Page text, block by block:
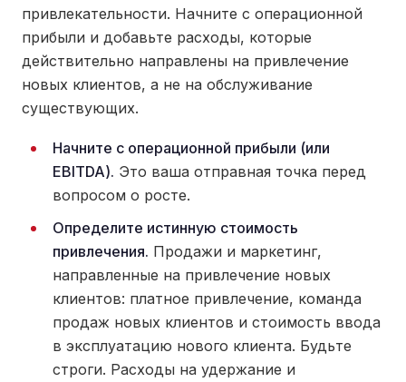
привлекательности. Начните с операционной
прибыли и добавьте расходы, которые
действительно направлены на привлечение
новых клиентов, а не на обслуживание
существующих.
Начните с операционной прибыли (или
EBITDA). Это ваша отправная точка перед
вопросом о росте.
Определите истинную стоимость
привлечения. Продажи и маркетинг,
направленные на привлечение новых
клиентов: платное привлечение, команда
продаж новых клиентов и стоимость ввода
в эксплуатацию нового клиента. Будьте
строги. Расходы на удержание и